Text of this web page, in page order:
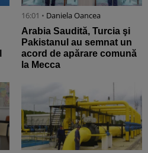
16:01 • Daniela Oancea
Arabia Saudită, Turcia şi
Pakistanul au semnat un
acord de apărare comună
la Mecca